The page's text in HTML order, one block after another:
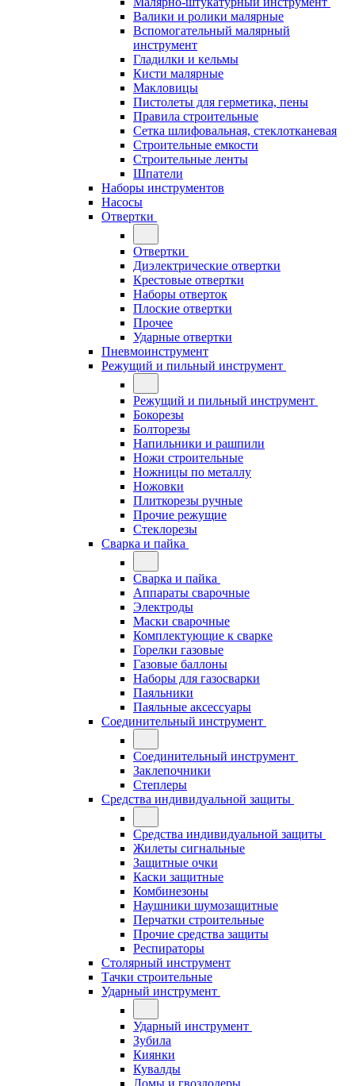
Валики и ролики малярные
Вспомогательный малярный
инструмент
Гладилки и кельмы
Кисти малярные
Макловицы
Пистолеты для герметика, пены
Правила строительные
Сетка шлифовальная, стеклотканевая
Строительные емкости
Строительные ленты
Шпатели
Наборы инструментов
Насосы
Отвертки
Отвертки
Диэлектрические отвертки
Крестовые отвертки
Наборы отверток
Плоские отвертки
Прочее
Ударные отвертки
Пневмоинструмент
Режущий и пильный инструмент
Режущий и пильный инструмент
Бокорезы
Болторезы
Напильники и рашпили
Ножи строительные
Ножницы по металлу
Ножовки
Плиткорезы ручные
Прочие режущие
Стеклорезы
Сварка и пайка
Сварка и пайка
Аппараты сварочные
Электроды
Маски сварочные
Комплектующие к сварке
Горелки газовые
Газовые баллоны
Наборы для газосварки
Паяльники
Паяльные аксессуары
Соединительный инструмент
Соединительный инструмент
Заклепочники
Степлеры
Средства индивидуальной защиты
Средства индивидуальной защиты
Жилеты сигнальные
Защитные очки
Каски защитные
Комбинезоны
Наушники шумозащитные
Перчатки строительные
Прочие средства защиты
Респираторы
Столярный инструмент
Тачки строительные
Ударный инструмент
Ударный инструмент
Зубила
Киянки
Кувалды
Ломы и гвоздодеры